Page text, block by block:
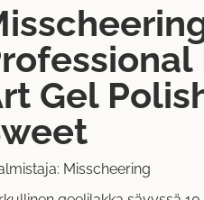
Gel
Misscheering